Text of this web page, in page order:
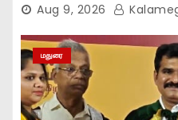
Aug 9, 2026
மதுரை